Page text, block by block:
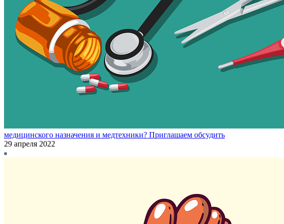
медицинского назначения и медтехники? Приглашаем обсудить
29 апреля 2022